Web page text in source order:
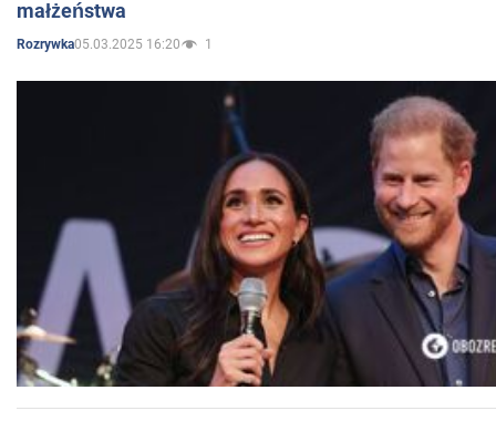
małżeństwa
Rozrywka05.03.2025 16:20 1